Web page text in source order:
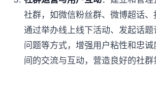
社群，如微信粉丝群、微博超话、
通过举办线上线下活动、发起话题
问题等方式，增强用户粘性和忠
间的交流与互动，营造良好的社群